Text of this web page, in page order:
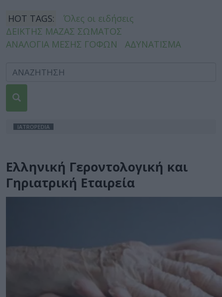
HOT TAGS:
Όλες οι ειδήσεις
ΔΕΙΚΤΗΣ ΜΑΖΑΣ ΣΩΜΑΤΟΣ
ΑΝΑΛΟΓΙΑ ΜΕΣΗΣ ΓΟΦΩΝ
ΑΔΥΝΑΤΙΣΜΑ
IATROPEDIA
Ελληνική Γεροντολογική και
Γηριατρική Εταιρεία